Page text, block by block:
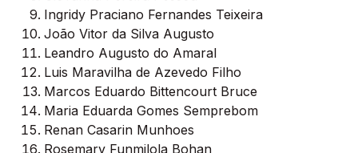
Ingridy Praciano Fernandes Teixeira
João Vitor da Silva Augusto
Leandro Augusto do Amaral
Luis Maravilha de Azevedo Filho
Marcos Eduardo Bittencourt Bruce
Maria Eduarda Gomes Semprebom
Renan Casarin Munhoes
Rosemary Funmilola Bohan